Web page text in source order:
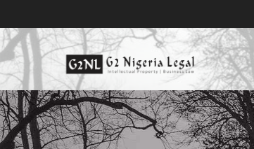
到
內
容
尼日利亞商標律師事務
尼日利亞商標律師事務所, 尼日利亞專利律師事